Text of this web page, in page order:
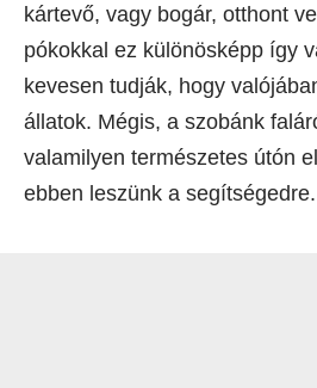
kártevő, vagy bogár, otthont
pókokkal ez különösképp így
kevesen tudják, hogy
állatok. Mégis, a szobánk
valamilyen természetes útón
ebben leszünk a segítségedre.